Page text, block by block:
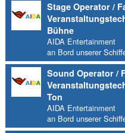
Stage Operator /
Bühne
AIDA Entertainment
an Bord unserer
Sound Operator /
Ton
AIDA Entertainment
an Bord unserer